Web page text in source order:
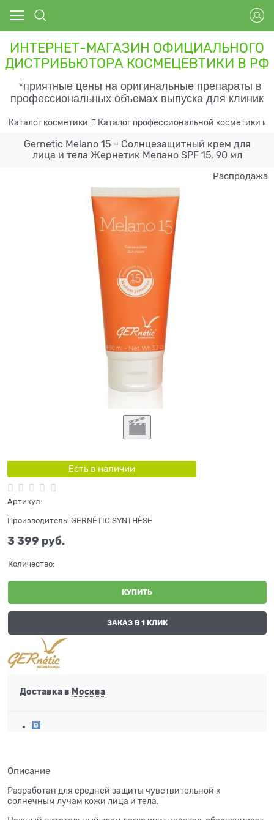
ИНТЕРНЕТ-МАГАЗИН ОФИЦИАЛЬНОГО
ДИСТРИБЬЮТОРА КОСМЕЦЕВТИКИ В РФ
*приятные цены на оригинальные препараты в
профессиональных объемах выпуска для клиник
Каталог косметики Каталог профессиональной косметики и
Gernetic Melano 15 – Cолнцезащитный крем для
лица и тела Жернетик Мелано SPF 15, 90 мл
Распродажа
Есть в наличии
Артикул:
Производитель: GERNÉTIC SYNTHÈSE
3 399 руб.
Количество:
КУПИТЬ
ЗАКАЗ В 1 КЛИК
Доставка в Москва
Описание
Разработан для средней защиты чувствительной к
солнечным лучам кожи лица и тела.